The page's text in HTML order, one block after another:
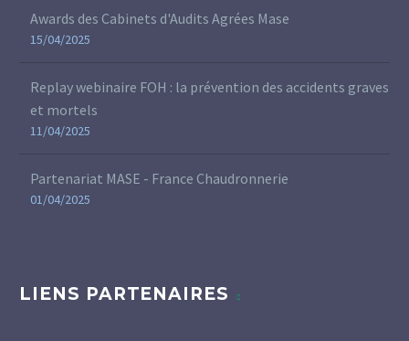
Awards des Cabinets d'Audits Agrées Mase
15/04/2025
Replay webinaire FOH : la prévention des accidents graves
et mortels
11/04/2025
Partenariat MASE - France Chaudronnerie
01/04/2025
LIENS PARTENAIRES